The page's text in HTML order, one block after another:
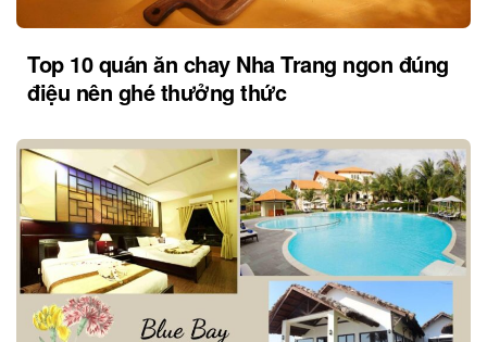
Top 10 quán ăn chay Nha Trang ngon đúng
điệu nên ghé thưởng thức